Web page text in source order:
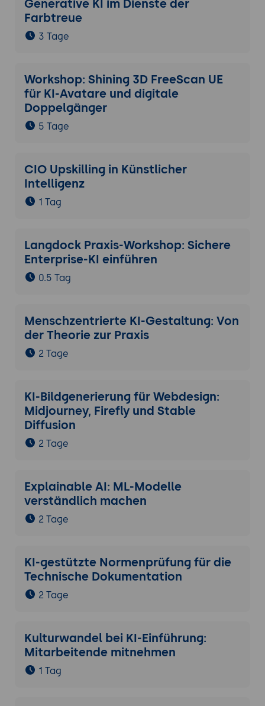
Generative KI im Dienste der
Farbtreue
3 Tage
Workshop: Shining 3D FreeScan UE
für KI-Avatare und digitale
Doppelgänger
5 Tage
CIO Upskilling in Künstlicher
Intelligenz
1 Tag
Langdock Praxis-Workshop: Sichere
Enterprise-KI einführen
0.5 Tag
Menschzentrierte KI-Gestaltung: Von
der Theorie zur Praxis
2 Tage
KI-Bildgenerierung für Webdesign:
Midjourney, Firefly und Stable
Diffusion
2 Tage
Explainable AI: ML-Modelle
verständlich machen
2 Tage
KI-gestützte Normenprüfung für die
Technische Dokumentation
2 Tage
Kulturwandel bei KI-Einführung:
Mitarbeitende mitnehmen
1 Tag